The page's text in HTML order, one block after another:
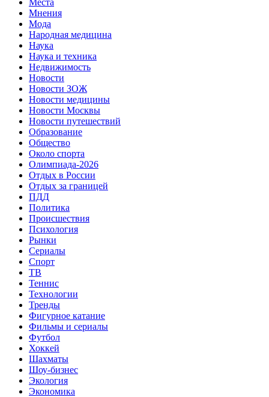
Мнения
Мода
Народная медицина
Наука
Наука и техника
Недвижимость
Новости
Новости ЗОЖ
Новости медицины
Новости Москвы
Новости путешествий
Образование
Общество
Около спорта
Олимпиада-2026
Отдых в России
Отдых за границей
ПДД
Политика
Происшествия
Психология
Рынки
Сериалы
Спорт
ТВ
Теннис
Технологии
Тренды
Фигурное катание
Фильмы и сериалы
Футбол
Хоккей
Шахматы
Шоу-бизнес
Экология
Экономика